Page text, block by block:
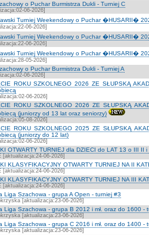
o Puchar Burmistrza Dukli - Turniej C
06-2026]
Turniej Weekendowy o Puchar �HUSARII�
06-2026]
Turniej Weekendowy o Puchar �HUSARII�
06-2026]
Turniej Weekendowy o Puchar �HUSARII�
05-2026]
o Puchar Burmistrza Dukli - Turniej A
06-2026]
ROKU SZKOLNEGO 2026 ZE SŁUPSKĄ
06-2026]
ROKU SZKOLNEGO 2026 ZE SŁUPSKĄ
(juniorzy od 13 lat oraz seniorzy)
08-2026]
ROKU SZKOLNEGO 2025 ZE SŁUPSKĄ
(juniorzy do 12 lat)
06-2026]
OTWARTY TURNIEJ dla DZIECI do LAT 13 o III II
[aktualizacja:24-06-2026]
KLASYFIKACYJNY OTWARTY TURNIEJ NA II
[aktualizacja:24-06-2026]
KLASYFIKACYJNY OTWARTY TURNIEJ NA III
[aktualizacja:24-06-2026]
Liga Szachowa - grupa A Open - turniej #3
[aktualizacja:23-06-2026]
Liga Szachowa - grupa B 2012 i mł. oraz do 1600 -
[aktualizacja:23-06-2026]
Liga Szachowa - grupa C 2016 i mł. oraz do 1400 -
[aktualizacja:23-06-2026]